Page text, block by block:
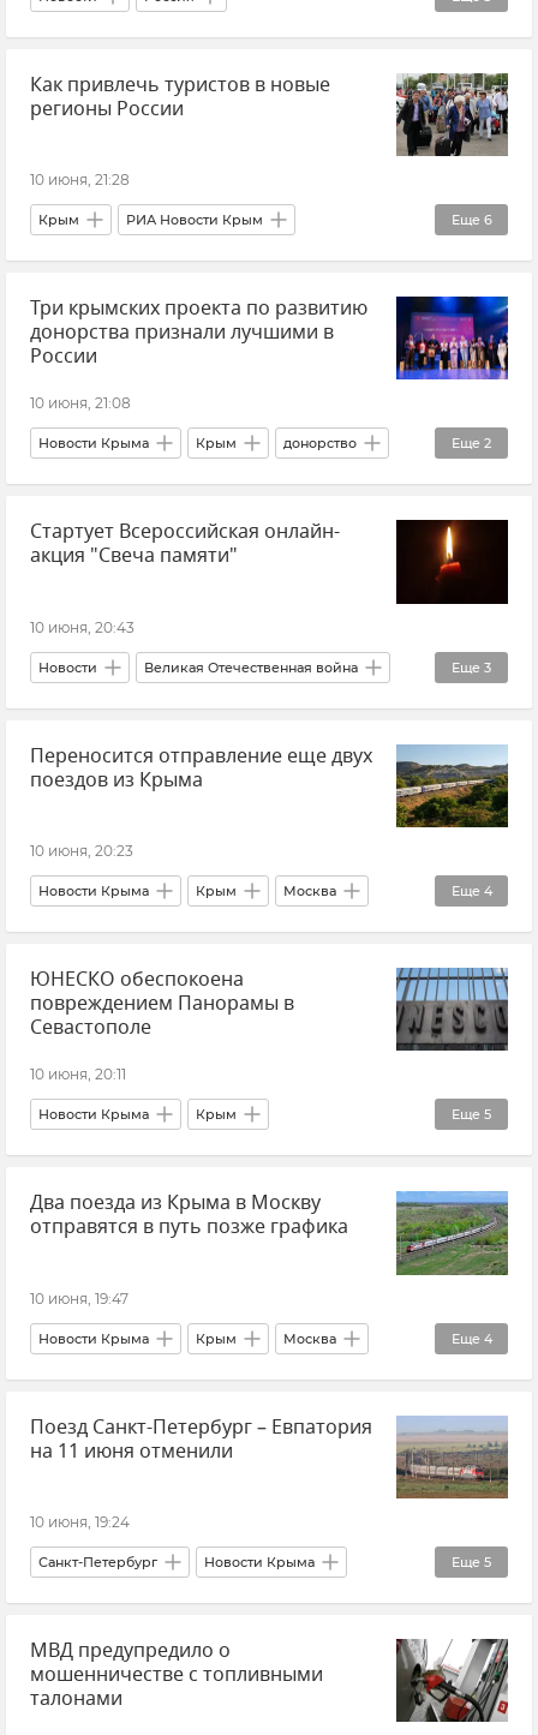
Верховный суд России Общество
Украина
Как привлечь туристов в новые
регионы России
10 июня, 21:28
Еще 6
Крым РИА Новости Крым
РГО (Русское географическое общество)
Туризм Туризм в Крыму
Внутренний туризм Китай
Три крымских проекта по развитию
донорства признали лучшими в
России
10 июня, 21:08
Еще 2
Новости Крыма Крым донорство
Конкурс Награды
Стартует Всероссийская онлайн-
акция "Свеча памяти"
10 июня, 20:43
Еще 3
Новости Великая Отечественная война
История Память Свеча памяти
Переносится отправление еще двух
поездов из Крыма
10 июня, 20:23
Еще 4
Новости Крыма Крым Москва
Омск Поезд "Таврия"
Гранд Сервис Экспресс
ЮНЕСКО обеспокоена
повреждением Панорамы в
Севастополе
10 июня, 20:11
Еще 5
Новости Крыма Крым
Новости Севастополя Севастополь
ЮНЕСКО Атаки ВСУ
Два поезда из Крыма в Москву
отправятся в путь позже графика
10 июня, 19:47
Еще 4
Новости Крыма Крым Москва
Новости Гранд Сервис Экспресс
Поезд "Таврия" Железная дорога
Поезд Санкт-Петербург – Евпатория
на 11 июня отменили
10 июня, 19:24
Еще 5
Санкт-Петербург Новости Крыма
Евпатория Гранд Сервис Экспресс
Поезд "Таврия" Железная дорога
Новости
МВД предупредило о
мошенничестве с топливными
талонами